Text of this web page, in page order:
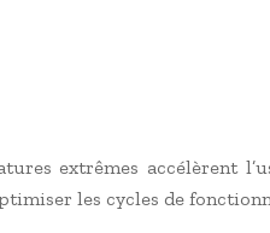
extrêmes accélèrent
les cycles de